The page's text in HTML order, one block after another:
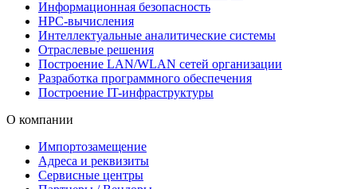
Информационная безопасность
HPC-вычисления
Интеллектуальные аналитические системы
Отраслевые решения
Построение LAN/WLAN сетей организации
Разработка программного обеспечения
Построение IT-инфраструктуры
О компании
Импортозамещение
Адреса и реквизиты
Сервисные центры